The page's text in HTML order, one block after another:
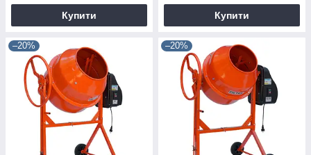
Купити Купити
–20% –20%